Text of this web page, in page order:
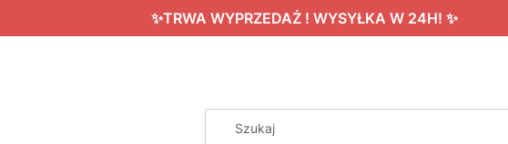
✨TRWA WYPRZEDAŻ ! WYSYŁKA W 24H! ✨